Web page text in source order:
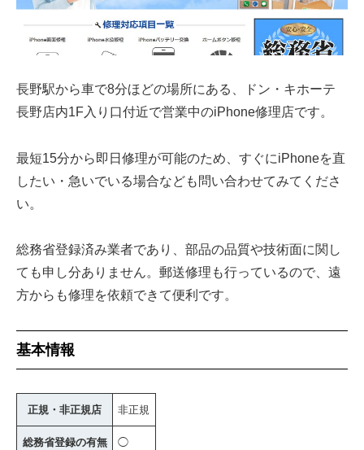
長野駅から車で8分ほどの場所にある、ドン・キホーテ
長野店内1F入り口付近で営業中のiPhone修理店です。
最短15分から即日修理が可能のため、すぐにiPhoneを直
したい・急いでいる場合なども問い合わせてみてくださ
い。
総務省登録済み業者であり、部品の品質や技術面に関し
ても申し分ありません。郵送修理も行っているので、遠
方からも修理を依頼できて便利です。
基本情報
正規・非正規店 非正規
総務省登録の有無 ◯